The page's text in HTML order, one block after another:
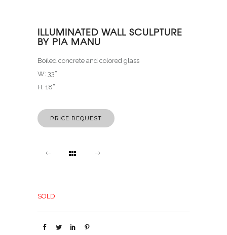
ILLUMINATED WALL SCULPTURE
BY PIA MANU
Boiled concrete and colored glass
W: 33”
H: 18”
PRICE REQUEST
SOLD